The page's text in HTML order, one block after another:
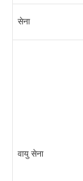
सेना
वायु सेना